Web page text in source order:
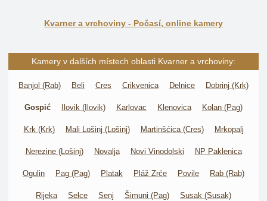
Kvarner a vrchoviny - Počasí, online kamery
Kamery v dalších místech oblasti Kvarner a vrchoviny:
Banjol (Rab) Beli Cres Crikvenica Delnice Dobrinj (Krk)
Gospić Ilovik (Ilovik) Karlovac Klenovica Kolan (Pag)
Krk (Krk) Mali Lošinj (Lošinj) Martinšćica (Cres) Mrkopalj
Nerezine (Lošinj) Novalja Novi Vinodolski NP Paklenica
Ogulin Pag (Pag) Platak Pláž Zrće Povile Rab (Rab)
Rijeka Selce Senj Šimuni (Pag) Susak (Susak)